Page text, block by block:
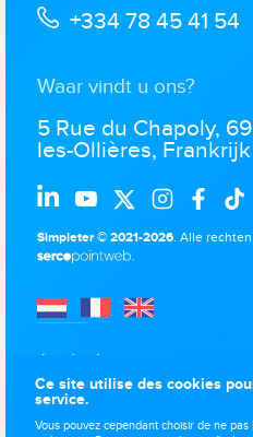
+334 78 45 41 54
Waar vindt u ons?
5 Rue du Chapoly,
les-Ollières, Frankrijk
Simpleter © 2021-2026. Alle
.
Juridische
kennisgevingen
Gegevensbescherming
Ce site utilise des cookies
service.
Vous pouvez cependant choisir de ne